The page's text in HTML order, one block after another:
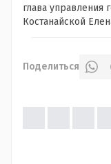
глава
Костанайской
Поделиться